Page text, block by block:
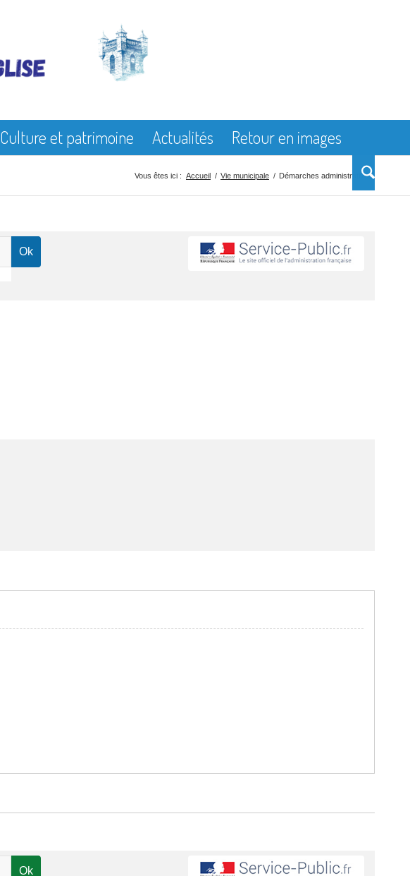
Culture et patrimoine Actualités
Retour en images
Vous êtes ici : Accueil / Vie municipale / Démarches administratives